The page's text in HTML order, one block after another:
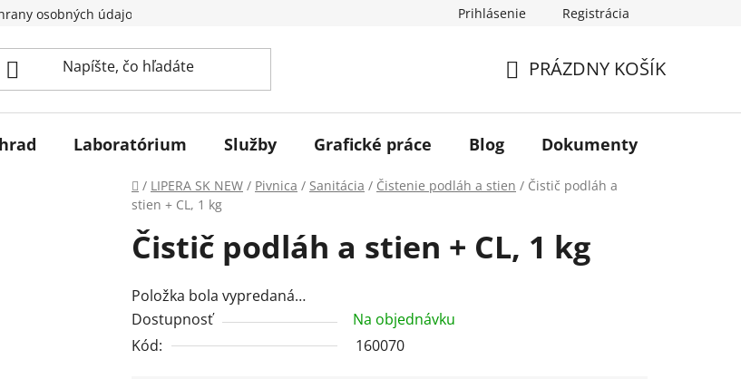
osobných údajov Prihlásenie Registrácia
KOŠÍK
PRÁZDNY KOŠÍK
Laboratórium Služby Grafické práce Blog Dokumenty
Domov
/ LIPERA SK NEW / Pivnica / Sanitácia / Čistenie podláh a stien / Čistič podláh a
stien + CL, 1 kg
Čistič podláh a stien + CL, 1 kg
Položka bola vypredaná…
Dostupnosť
Na objednávku
Kód:
160070